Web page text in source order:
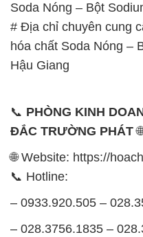
Soda Nóng – Bột
# Địa chỉ chuyên cung
hóa chất Soda Nóng –
Hậu Giang
📞 PHÒNG KINH
ĐẮC TRƯỜNG PHÁT
🌐 Website: https://
📞 Hotline:
– 0933.920.505 –
– 028.3756.1835 –